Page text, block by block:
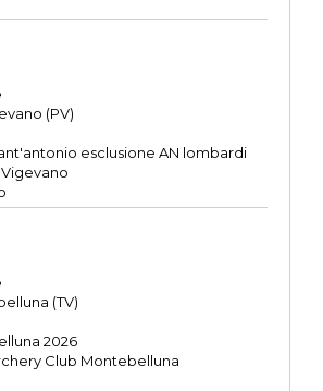
(PV)
esclusione AN lombardi
(TV)
2026
Club Montebelluna